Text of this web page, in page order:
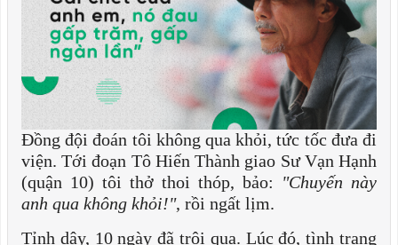
Đồng đội đoán tôi không qua khỏi, tức tốc đưa đi
viện. Tới đoạn Tô Hiến Thành giao Sư Vạn Hạnh
(quận 10) tôi thở thoi thóp, bảo: "Chuyến này
anh qua không khỏi!", rồi ngất lịm.
Tỉnh dậy, 10 ngày đã trôi qua. Lúc đó, tình trạng